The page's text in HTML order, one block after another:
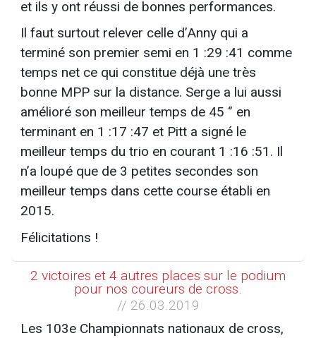
et ils y ont réussi de bonnes performances.
Il faut surtout relever celle d’Anny qui a
terminé son premier semi en 1 :29 :41 comme
temps net ce qui constitue déjà une très
bonne MPP sur la distance. Serge a lui aussi
amélioré son meilleur temps de 45 ‘’ en
terminant en 1 :17 :47 et Pitt a signé le
meilleur temps du trio en courant 1 :16 :51. Il
n’a loupé que de 3 petites secondes son
meilleur temps dans cette course établi en
2015.
Félicitations !
2 victoires et 4 autres places sur le podium
pour nos coureurs de cross.
// 26.03.2019
Les 103e Championnats nationaux de cross,